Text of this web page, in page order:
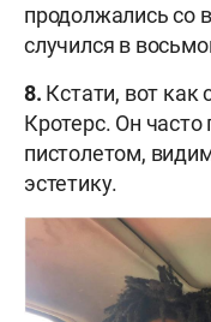
продолжались со
случился в
8. Кстати, вот
Кротерс. Он часто
пистолетом,
эстетику.